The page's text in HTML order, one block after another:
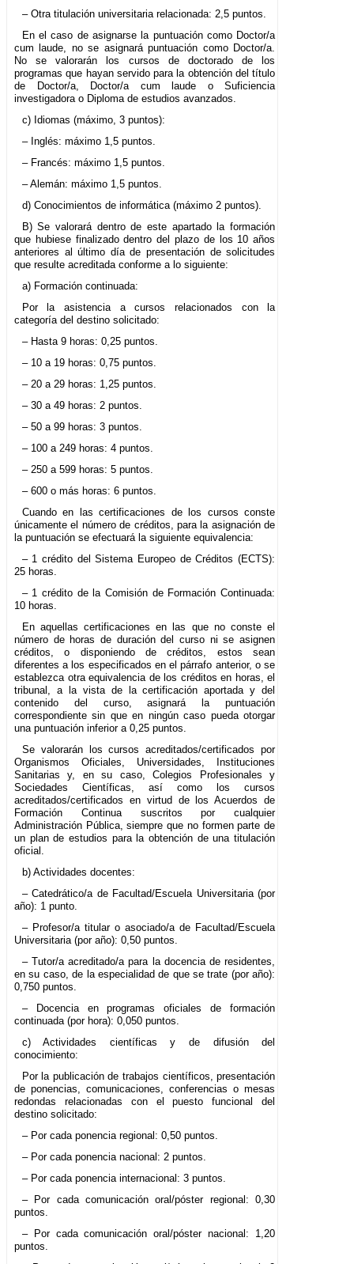
– Otra titulación universitaria relacionada: 2,5 puntos.
En el caso de asignarse la puntuación como Doctor/a
cum laude, no se asignará puntuación como Doctor/a.
No se valorarán los cursos de doctorado de los
programas que hayan servido para la obtención del título
de Doctor/a, Doctor/a cum laude o Suficiencia
investigadora o Diploma de estudios avanzados.
c) Idiomas (máximo, 3 puntos):
– Inglés: máximo 1,5 puntos.
– Francés: máximo 1,5 puntos.
– Alemán: máximo 1,5 puntos.
d) Conocimientos de informática (máximo 2 puntos).
B) Se valorará dentro de este apartado la formación
que hubiese finalizado dentro del plazo de los 10 años
anteriores al último día de presentación de solicitudes
que resulte acreditada conforme a lo siguiente:
a) Formación continuada:
Por la asistencia a cursos relacionados con la
categoría del destino solicitado:
– Hasta 9 horas: 0,25 puntos.
– 10 a 19 horas: 0,75 puntos.
– 20 a 29 horas: 1,25 puntos.
– 30 a 49 horas: 2 puntos.
– 50 a 99 horas: 3 puntos.
– 100 a 249 horas: 4 puntos.
– 250 a 599 horas: 5 puntos.
– 600 o más horas: 6 puntos.
Cuando en las certificaciones de los cursos conste
únicamente el número de créditos, para la asignación de
la puntuación se efectuará la siguiente equivalencia:
– 1 crédito del Sistema Europeo de Créditos (ECTS):
25 horas.
– 1 crédito de la Comisión de Formación Continuada:
10 horas.
En aquellas certificaciones en las que no conste el
número de horas de duración del curso ni se asignen
créditos, o disponiendo de créditos, estos sean
diferentes a los especificados en el párrafo anterior, o se
establezca otra equivalencia de los créditos en horas, el
tribunal, a la vista de la certificación aportada y del
contenido del curso, asignará la puntuación
correspondiente sin que en ningún caso pueda otorgar
una puntuación inferior a 0,25 puntos.
Se valorarán los cursos acreditados/certificados por
Organismos Oficiales, Universidades, Instituciones
Sanitarias y, en su caso, Colegios Profesionales y
Sociedades Científicas, así como los cursos
acreditados/certificados en virtud de los Acuerdos de
Formación Continua suscritos por cualquier
Administración Pública, siempre que no formen parte de
un plan de estudios para la obtención de una titulación
oficial.
b) Actividades docentes:
– Catedrático/a de Facultad/Escuela Universitaria (por
año): 1 punto.
– Profesor/a titular o asociado/a de Facultad/Escuela
Universitaria (por año): 0,50 puntos.
– Tutor/a acreditado/a para la docencia de residentes,
en su caso, de la especialidad de que se trate (por año):
0,750 puntos.
– Docencia en programas oficiales de formación
continuada (por hora): 0,050 puntos.
c) Actividades científicas y de difusión del
conocimiento:
Por la publicación de trabajos científicos, presentación
de ponencias, comunicaciones, conferencias o mesas
redondas relacionadas con el puesto funcional del
destino solicitado:
– Por cada ponencia regional: 0,50 puntos.
– Por cada ponencia nacional: 2 puntos.
– Por cada ponencia internacional: 3 puntos.
– Por cada comunicación oral/póster regional: 0,30
puntos.
– Por cada comunicación oral/póster nacional: 1,20
puntos.